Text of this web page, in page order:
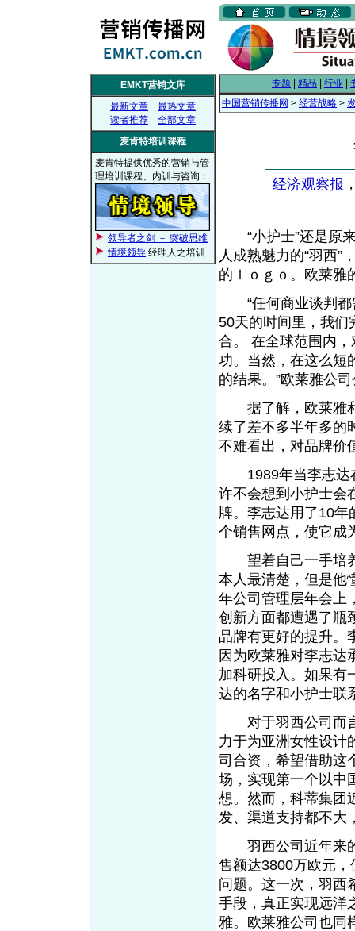
EMKT营销文库
最新文章
最热文章
读者推荐
全部文章
麦肯特培训课程
麦肯特提供优秀的营销与管
理培训课程、内训与咨询：
领导者之剑 － 突破思维
情境领导 经理人之培训
专题 精品 行业
中国营销传播网 > 经营战略 >
经济观察报
“小护士”还是原来
人成熟魅力的“羽西”
的ｌｏｇｏ。欧莱雅
“任何商业谈判都
50天的时间里，我们
合。 在全球范围内
功。当然，在这么短
的结果。”欧莱雅公
据了解，欧莱雅和
续了差不多半年多的
不难看出，对品牌价
1989年当李志达在
许不会想到小护士会
牌。李志达用了10年
个销售网点，使它成
望着自己一手培养
本人最清楚，但是他
年公司管理层年会上
创新方面都遭遇了瓶
品牌有更好的提升。
因为欧莱雅对李志达
加科研投入。如果有
达的名字和小护士联
对于羽西公司而言
力于为亚洲女性设计
司合资，希望借助这
场，实现第一个以中
想。然而，科蒂集团
发、渠道支持都不大
羽西公司近年来的
售额达3800万欧元
问题。这一次，羽西
手段，真正实现远洋
雅。欧莱雅公司也同